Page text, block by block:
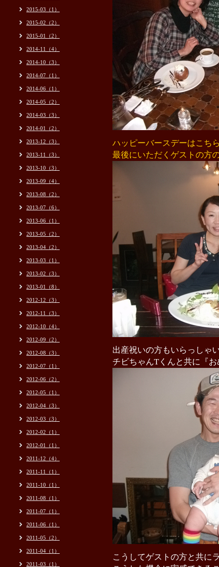
ハッピーバースデーはこち
最後にいただくゲストの方
出産祝いの方もいらっしゃ
チビちゃんTくんと共に『
こうしてゲストの方と共に
2015-03（1）
2015-02（2）
2015-01（2）
2014-11（4）
2014-10（3）
2014-07（1）
2014-06（1）
2014-05（2）
2014-03（3）
2014-01（2）
2013-12（3）
2013-11（3）
2013-10（3）
2013-09（4）
2013-08（2）
2013-07（6）
2013-06（1）
2013-05（2）
2013-04（2）
2013-03（1）
2013-02（3）
2013-01（8）
2012-12（3）
2012-11（3）
2012-10（4）
2012-09（2）
2012-08（3）
2012-07（1）
2012-06（2）
2012-05（1）
2012-04（3）
2012-03（3）
2012-02（1）
2012-01（1）
2011-12（4）
2011-11（1）
2011-10（1）
2011-08（1）
2011-07（1）
2011-06（1）
2011-05（2）
2011-04（1）
2011-03（1）